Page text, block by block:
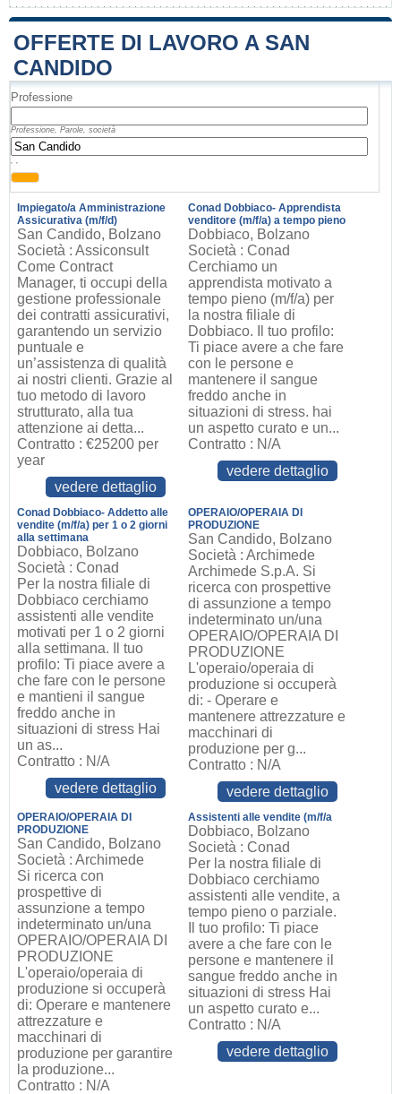
OFFERTE DI LAVORO A SAN
CANDIDO
Professione
Professione, Parole, società
, ,
Impiegato/a Amministrazione
Assicurativa (m/f/d)
San Candido, Bolzano
Società : Assiconsult
Come Contract
Manager, ti occupi della
gestione professionale
dei contratti assicurativi,
garantendo un servizio
puntuale e
un’assistenza di qualità
ai nostri clienti. Grazie al
tuo metodo di lavoro
strutturato, alla tua
attenzione ai detta...
Contratto : €25200 per
year
vedere dettaglio
Conad Dobbiaco- Apprendista
venditore (m/f/a) a tempo pieno
Dobbiaco, Bolzano
Società : Conad
Cerchiamo un
apprendista motivato a
tempo pieno (m/f/a) per
la nostra filiale di
Dobbiaco. Il tuo profilo:
Ti piace avere a che fare
con le persone e
mantenere il sangue
freddo anche in
situazioni di stress. hai
un aspetto curato e un...
Contratto : N/A
vedere dettaglio
Conad Dobbiaco- Addetto alle
vendite (m/f/a) per 1 o 2 giorni
alla settimana
Dobbiaco, Bolzano
Società : Conad
Per la nostra filiale di
Dobbiaco cerchiamo
assistenti alle vendite
motivati per 1 o 2 giorni
alla settimana. Il tuo
profilo: Ti piace avere a
che fare con le persone
e mantieni il sangue
freddo anche in
situazioni di stress Hai
un as...
Contratto : N/A
vedere dettaglio
OPERAIO/OPERAIA DI
PRODUZIONE
San Candido, Bolzano
Società : Archimede
Archimede S.p.A. Si
ricerca con prospettive
di assunzione a tempo
indeterminato un/una
OPERAIO/OPERAIA DI
PRODUZIONE
L'operaio/operaia di
produzione si occuperà
di: - Operare e
mantenere attrezzature e
macchinari di
produzione per g...
Contratto : N/A
vedere dettaglio
OPERAIO/OPERAIA DI
PRODUZIONE
San Candido, Bolzano
Società : Archimede
Si ricerca con
prospettive di
assunzione a tempo
indeterminato un/una
OPERAIO/OPERAIA DI
PRODUZIONE
L'operaio/operaia di
produzione si occuperà
di: Operare e mantenere
attrezzature e
macchinari di
produzione per garantire
la produzione...
Contratto : N/A
Assistenti alle vendite (m/f/a
Dobbiaco, Bolzano
Società : Conad
Per la nostra filiale di
Dobbiaco cerchiamo
assistenti alle vendite, a
tempo pieno o parziale.
Il tuo profilo: Ti piace
avere a che fare con le
persone e mantenere il
sangue freddo anche in
situazioni di stress Hai
un aspetto curato e...
Contratto : N/A
vedere dettaglio